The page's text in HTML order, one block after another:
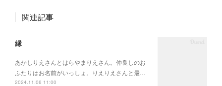
関連記事
縁
あかしりえさんとはらやまりえさん。仲良しのお
ふたりはお名前がいっしょ。りえりえさんと最…
2024.11.06 11:00